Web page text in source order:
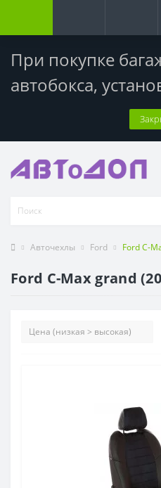
При покупке
автобокса,
Авточехлы Ford Ford C-
Ford C-Max grand